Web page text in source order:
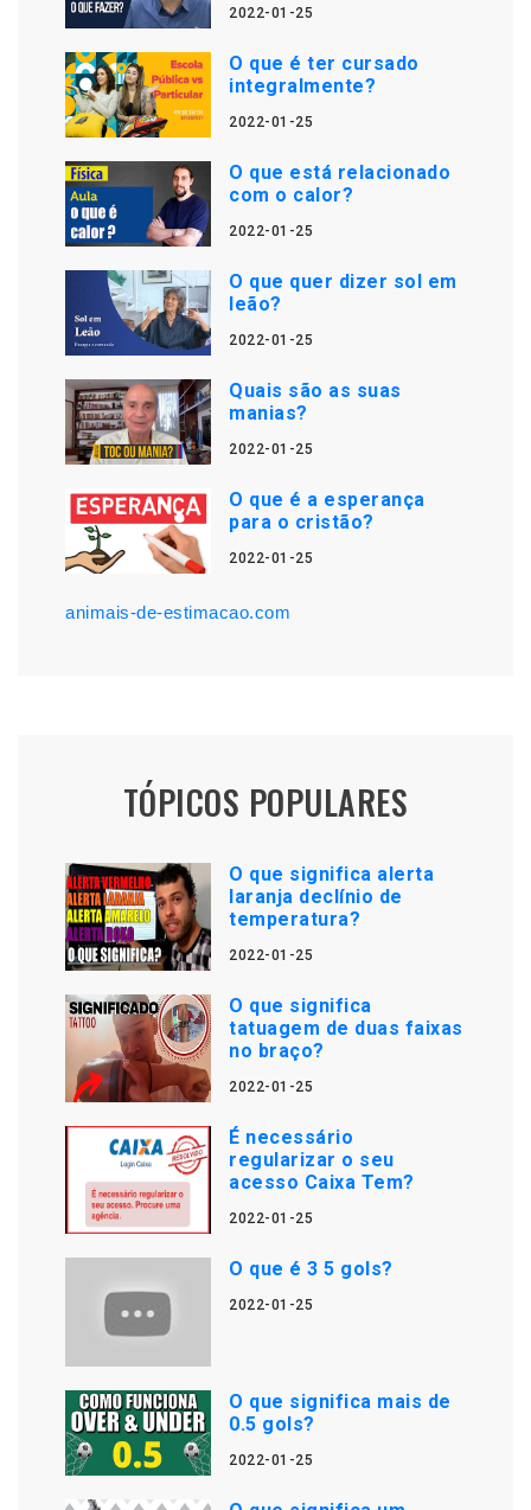
2022-01-25
O que é ter cursado
integralmente?
2022-01-25
O que está relacionado
com o calor?
2022-01-25
O que quer dizer sol em
leão?
2022-01-25
Quais são as suas
manias?
2022-01-25
O que é a esperança
para o cristão?
2022-01-25
animais-de-estimacao.com
TÓPICOS POPULARES
O que significa alerta
laranja declínio de
temperatura?
2022-01-25
O que significa
tatuagem de duas faixas
no braço?
2022-01-25
É necessário
regularizar o seu
acesso Caixa Tem?
2022-01-25
O que é 3 5 gols?
2022-01-25
O que significa mais de
0.5 gols?
2022-01-25